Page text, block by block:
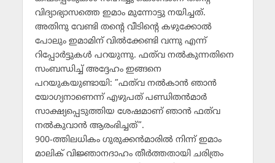
വിദ്യാഭ്യാസത്തെ ഇമാം മുന്നോട്ടു നയിച്ചത്.
അതിനു വേണ്ടി തന്റെ വീടിന്റെ കഴുക്കോല്‍
പോലും ഇമാമിന് വില്‍ക്കേണ്ടി വന്നു എന്ന്
റിപ്പോര്‍ട്ടുകള്‍ പറയുന്നു. ഫത്‌വ നല്‍കുന്നതിനെ
സംബന്ധിച്ച് അദ്ദേഹം ഇങ്ങനെ
പറയുകയുണ്ടായി: ”ഫത്‌വ നല്‍കാന്‍ ഞാന്‍
യോഗ്യനാണെന്ന് എഴുപത് പണ്ഡിതന്‍മാര്‍
സാക്ഷ്യപ്പെടുത്തിയ ശേഷമാണ് ഞാന്‍ ഫത്‌വ
നല്‍കുവാന്‍ ആരംഭിച്ചത്”.
900-ത്തിലധികം ഗുരുക്കന്‍മാരില്‍ നിന്ന് ഇമാം
മാലിക് വിജ്ഞാനദാഹം തീര്‍ത്തതായി ചരിത്രം